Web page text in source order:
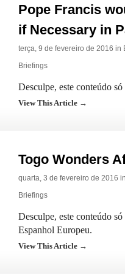
Pope Francis
if Necessary in
terça, 9 de fevereiro de 2016 in
Briefings
Desculpe, este conteúdo
View This Article →
Togo Wonders
quarta, 3 de fevereiro de 2016 in
Briefings
Desculpe, este conteúdo
Espanhol Europeu.
View This Article →